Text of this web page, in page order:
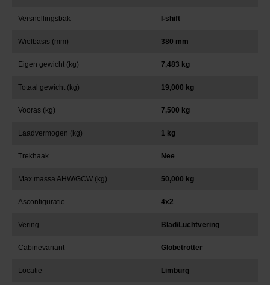
Versnellingsbak I-shift
Wielbasis (mm) 380 mm
Eigen gewicht (kg) 7,483 kg
Totaal gewicht (kg) 19,000 kg
Vooras (kg) 7,500 kg
Laadvermogen (kg) 1 kg
Trekhaak Nee
Max massa AHW/GCW (kg) 50,000 kg
Asconfiguratie 4x2
Vering Blad/Luchtvering
Cabinevariant Globetrotter
Locatie Limburg